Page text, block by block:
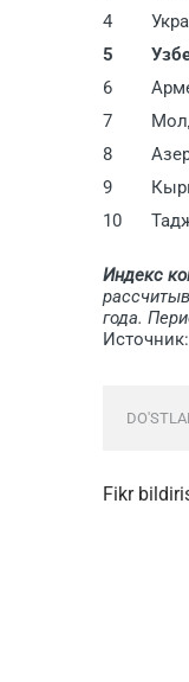
4
5
6
7
8
9
10
Индекс
года.
Источник:
Fikr